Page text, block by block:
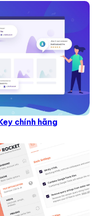
chính hãng